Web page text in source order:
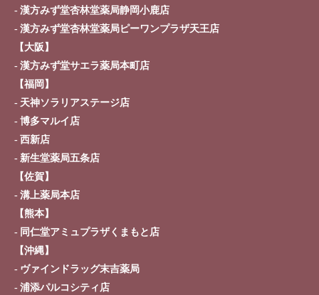
漢方みず堂杏林堂薬局静岡小鹿店
漢方みず堂杏林堂薬局ピーワンプラザ天王店
【大阪】
漢方みず堂サエラ薬局本町店
【福岡】
天神ソラリアステージ店
博多マルイ店
西新店
新生堂薬局五条店
【佐賀】
溝上薬局本店
【熊本】
同仁堂アミュプラザくまもと店
【沖縄】
ヴァインドラッグ末吉薬局
浦添パルコシティ店